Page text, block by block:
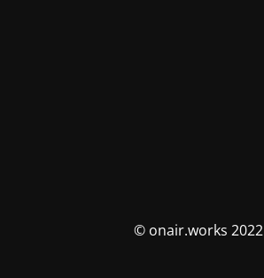
© onair.works 2022